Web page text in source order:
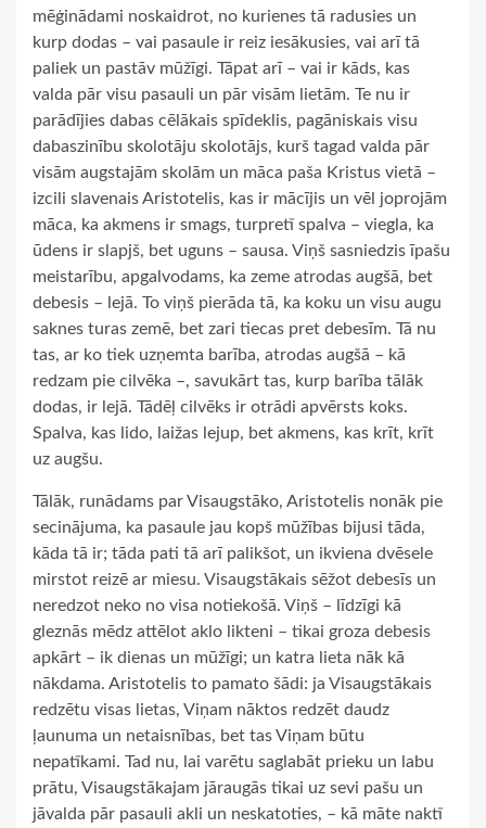
mēģinādami noskaidrot, no kurienes tā radusies un
kurp dodas – vai pasaule ir reiz iesākusies, vai arī tā
paliek un pastāv mūžīgi. Tāpat arī – vai ir kāds, kas
valda pār visu pasauli un pār visām lietām. Te nu ir
parādījies dabas cēlākais spīdeklis, pagāniskais visu
dabaszinību skolotāju skolotājs, kurš tagad valda pār
visām augstajām skolām un māca paša Kristus vietā –
izcili slavenais Aristotelis, kas ir mācījis un vēl joprojām
māca, ka akmens ir smags, turpretī spalva – viegla, ka
ūdens ir slapjš, bet uguns – sausa. Viņš sasniedzis īpašu
meistarību, apgalvodams, ka zeme atrodas augšā, bet
debesis – lejā. To viņš pierāda tā, ka koku un visu augu
saknes turas zemē, bet zari tiecas pret debesīm. Tā nu
tas, ar ko tiek uzņemta barība, atrodas augšā – kā
redzam pie cilvēka –, savukārt tas, kurp barība tālāk
dodas, ir lejā. Tādēļ cilvēks ir otrādi apvērsts koks.
Spalva, kas lido, laižas lejup, bet akmens, kas krīt, krīt
uz augšu.
Tālāk, runādams par Visaugstāko, Aristotelis nonāk pie
secinājuma, ka pasaule jau kopš mūžības bijusi tāda,
kāda tā ir; tāda pati tā arī palikšot, un ikviena dvēsele
mirstot reizē ar miesu. Visaugstākais sēžot debesīs un
neredzot neko no visa notiekošā. Viņš – līdzīgi kā
gleznās mēdz attēlot aklo likteni – tikai groza debesis
apkārt – ik dienas un mūžīgi; un katra lieta nāk kā
nākdama. Aristotelis to pamato šādi: ja Visaugstākais
redzētu visas lietas, Viņam nāktos redzēt daudz
ļaunuma un netaisnības, bet tas Viņam būtu
nepatīkami. Tad nu, lai varētu saglabāt prieku un labu
prātu, Visaugstākajam jāraugās tikai uz sevi pašu un
jāvalda pār pasauli akli un neskatoties, – kā māte naktī